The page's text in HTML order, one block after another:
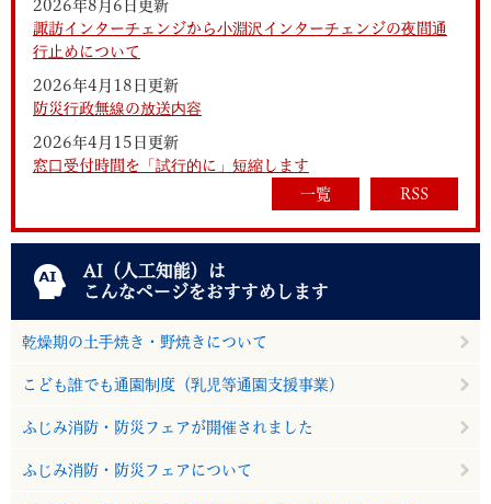
2026年8月6日更新
諏訪インターチェンジから小淵沢インターチェンジの夜間通
行止めについて
2026年4月18日更新
防災行政無線の放送内容
2026年4月15日更新
窓口受付時間を「試行的に」短縮します
一覧
RSS
AI（人工知能）は
こんなページをおすすめします
乾燥期の土手焼き・野焼きについて
こども誰でも通園制度（乳児等通園支援事業）
ふじみ消防・防災フェアが開催されました
ふじみ消防・防災フェアについて